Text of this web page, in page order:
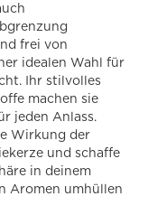
frei von
idealen Wahl für
Ihr stilvolles
machen sie
jeden Anlass.
Wirkung der
und schaffe
in deinem
Aromen umhüllen